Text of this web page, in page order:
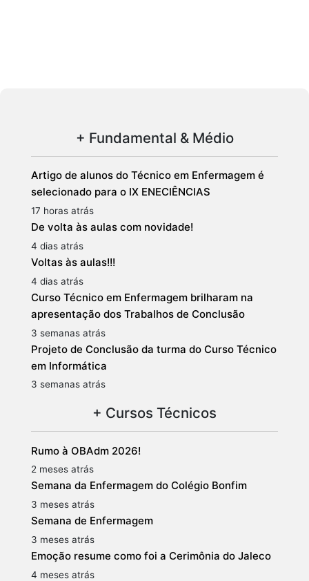
+ Fundamental & Médio
Artigo de alunos do Técnico em Enfermagem é
selecionado para o IX ENECIÊNCIAS
17 horas atrás
De volta às aulas com novidade!
4 dias atrás
Voltas às aulas!!!
4 dias atrás
Curso Técnico em Enfermagem brilharam na
apresentação dos Trabalhos de Conclusão
3 semanas atrás
Projeto de Conclusão da turma do Curso Técnico
em Informática
3 semanas atrás
+ Cursos Técnicos
Rumo à OBAdm 2026!
2 meses atrás
Semana da Enfermagem do Colégio Bonfim
3 meses atrás
Semana de Enfermagem
3 meses atrás
Emoção resume como foi a Cerimônia do Jaleco
4 meses atrás